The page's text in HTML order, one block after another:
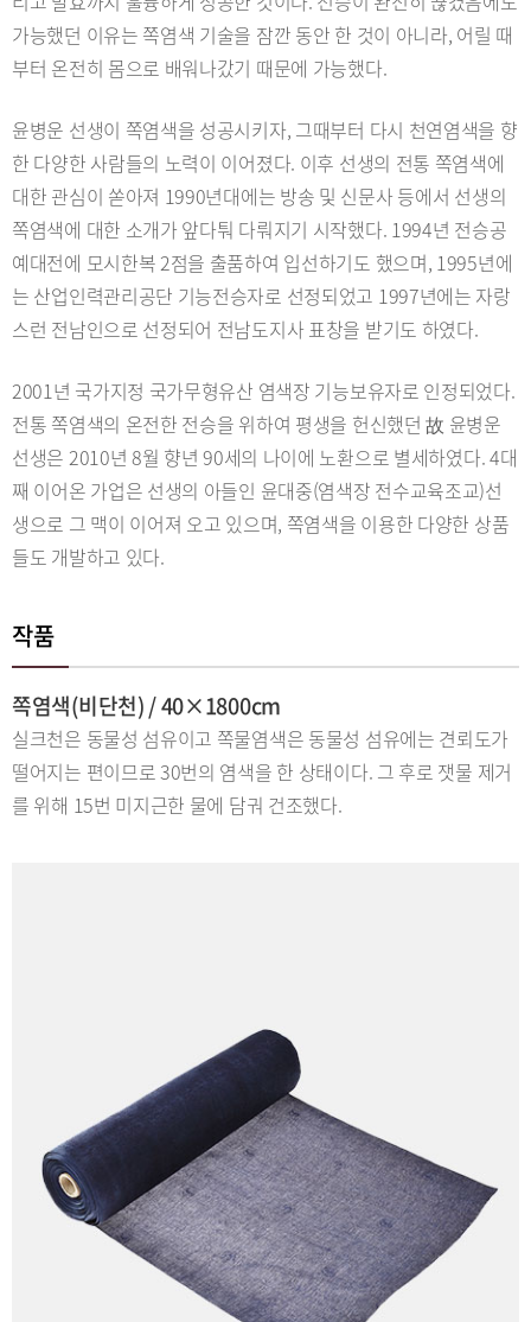
가능했던 이유는 쪽염색 기술을 잠깐 동안 한 것이 아니라, 어릴 때
부터 온전히 몸으로 배워나갔기 때문에 가능했다.
윤병운 선생이 쪽염색을 성공시키자, 그때부터 다시 천연염색을 향
한 다양한 사람들의 노력이 이어졌다. 이후 선생의 전통 쪽염색에
대한 관심이 쏟아져 1990년대에는 방송 및 신문사 등에서 선생의
쪽염색에 대한 소개가 앞다퉈 다뤄지기 시작했다. 1994년 전승공
예대전에 모시한복 2점을 출품하여 입선하기도 했으며, 1995년에
는 산업인력관리공단 기능전승자로 선정되었고 1997년에는 자랑
스런 전남인으로 선정되어 전남도지사 표창을 받기도 하였다.
2001년 국가지정 국가무형유산 염색장 기능보유자로 인정되었다.
전통 쪽염색의 온전한 전승을 위하여 평생을 헌신했던 故 윤병운
선생은 2010년 8월 향년 90세의 나이에 노환으로 별세하였다. 4대
째 이어온 가업은 선생의 아들인 윤대중(염색장 전수교육조교)선
생으로 그 맥이 이어져 오고 있으며, 쪽염색을 이용한 다양한 상품
들도 개발하고 있다.
작품
쪽염색(비단천) / 40×1800cm
실크천은 동물성 섬유이고 쪽물염색은 동물성 섬유에는 견뢰도가
떨어지는 편이므로 30번의 염색을 한 상태이다. 그 후로 잿물 제거
를 위해 15번 미지근한 물에 담궈 건조했다.